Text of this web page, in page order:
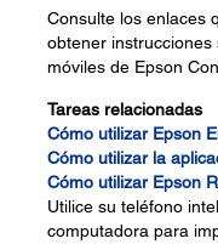
Consulte los enlaces
obtener
móviles de Epson
Tareas relacionadas
Cómo utilizar Epson
Cómo utilizar la
Cómo utilizar Epson
Utilice su teléfono
computadora para